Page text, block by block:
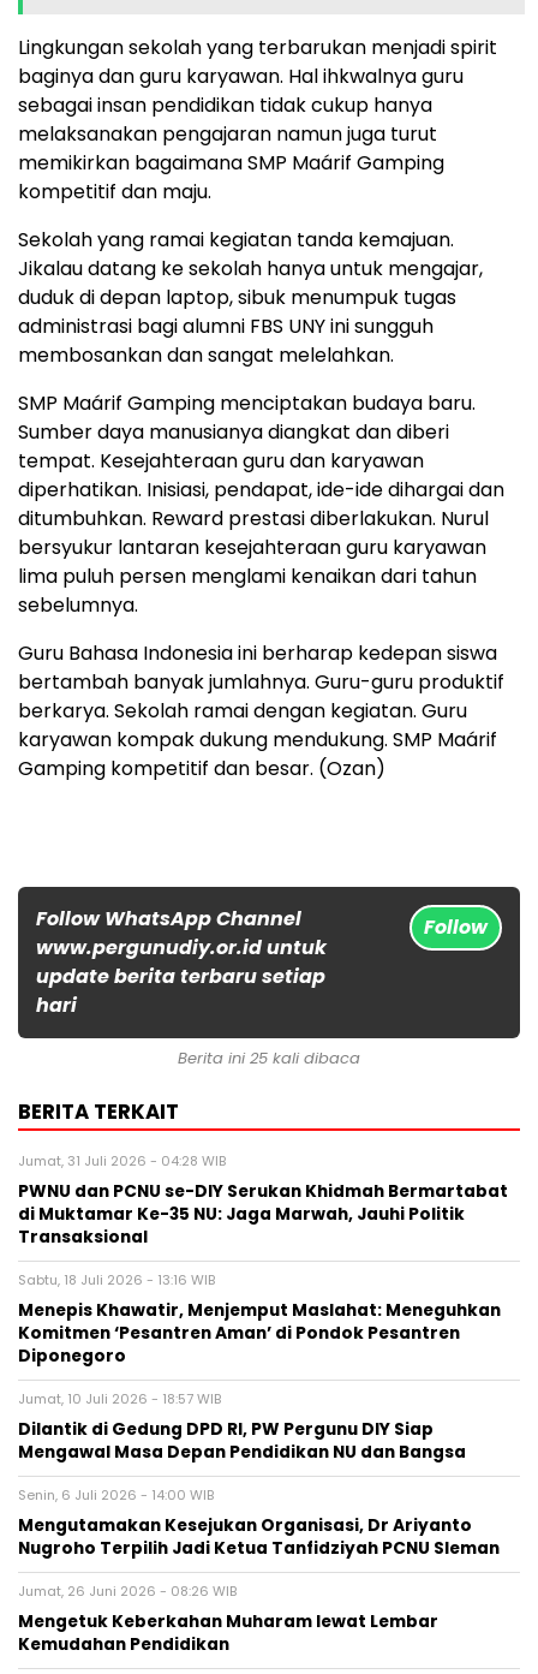
Lingkungan sekolah yang terbarukan menjadi spirit
baginya dan guru karyawan. Hal ihkwalnya guru
sebagai insan pendidikan tidak cukup hanya
melaksanakan pengajaran namun juga turut
memikirkan bagaimana SMP Maárif Gamping
kompetitif dan maju.
Sekolah yang ramai kegiatan tanda kemajuan.
Jikalau datang ke sekolah hanya untuk mengajar,
duduk di depan laptop, sibuk menumpuk tugas
administrasi bagi alumni FBS UNY ini sungguh
membosankan dan sangat melelahkan.
SMP Maárif Gamping menciptakan budaya baru.
Sumber daya manusianya diangkat dan diberi
tempat. Kesejahteraan guru dan karyawan
diperhatikan. Inisiasi, pendapat, ide-ide dihargai dan
ditumbuhkan. Reward prestasi diberlakukan. Nurul
bersyukur lantaran kesejahteraan guru karyawan
lima puluh persen menglami kenaikan dari tahun
sebelumnya.
Guru Bahasa Indonesia ini berharap kedepan siswa
bertambah banyak jumlahnya. Guru-guru produktif
berkarya. Sekolah ramai dengan kegiatan. Guru
karyawan kompak dukung mendukung. SMP Maárif
Gamping kompetitif dan besar. (Ozan)
Follow WhatsApp Channel
www.pergunudiy.or.id untuk
update berita terbaru setiap
hari
Follow
Berita ini 25 kali dibaca
BERITA TERKAIT
Jumat, 31 Juli 2026 - 04:28 WIB
PWNU dan PCNU se-DIY Serukan Khidmah Bermartabat
di Muktamar Ke-35 NU: Jaga Marwah, Jauhi Politik
Transaksional
Sabtu, 18 Juli 2026 - 13:16 WIB
Menepis Khawatir, Menjemput Maslahat: Meneguhkan
Komitmen ‘Pesantren Aman’ di Pondok Pesantren
Diponegoro
Jumat, 10 Juli 2026 - 18:57 WIB
Dilantik di Gedung DPD RI, PW Pergunu DIY Siap
Mengawal Masa Depan Pendidikan NU dan Bangsa
Senin, 6 Juli 2026 - 14:00 WIB
Mengutamakan Kesejukan Organisasi, Dr Ariyanto
Nugroho Terpilih Jadi Ketua Tanfidziyah PCNU Sleman
Jumat, 26 Juni 2026 - 08:26 WIB
Mengetuk Keberkahan Muharam lewat Lembar
Kemudahan Pendidikan